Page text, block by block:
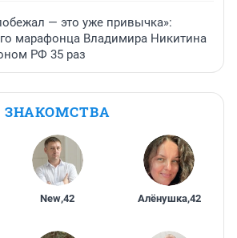
— это уже привычка»:
марафонца Владимира Никитина
РФ 35 раз
ЗНАКОМСТВА
New,42 Алёнушка,42